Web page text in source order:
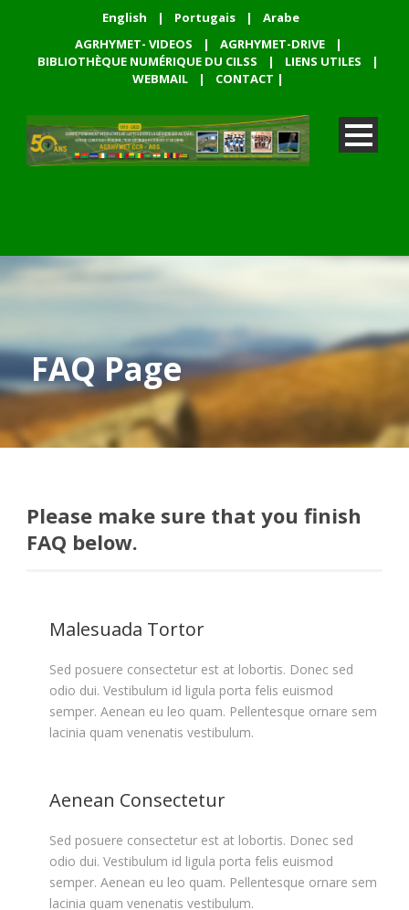
English | Portugais |
Arabe
AGRHYMET- VIDEOS
| AGRHYMET-DRIVE
|
BIBLIOTHÈQUE NUMÉRIQUE DU CILSS
| LIENS UTILES
|
WEBMAIL
| CONTACT |
FAQ Page
Please make sure that you finish
FAQ below.
Malesuada Tortor
Sed posuere consectetur est at lobortis. Donec sed
odio dui. Vestibulum id ligula porta felis euismod
semper. Aenean eu leo quam. Pellentesque ornare sem
lacinia quam venenatis vestibulum.
Aenean Consectetur
Sed posuere consectetur est at lobortis. Donec sed
odio dui. Vestibulum id ligula porta felis euismod
semper. Aenean eu leo quam. Pellentesque ornare sem
lacinia quam venenatis vestibulum.